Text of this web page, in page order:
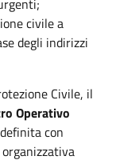
civile a
degli indirizzi
Civile, il
Operativo
con